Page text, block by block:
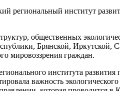
институт
общественных
Брянской, Иркутской,
мировоззрения граждан.
института развития
важность